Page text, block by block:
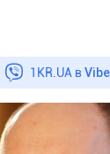
1KR.UA в